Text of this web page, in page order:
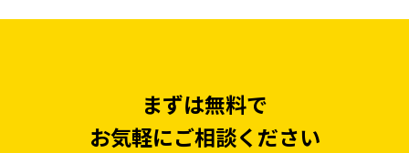
まずは無料で
お気軽にご相談ください